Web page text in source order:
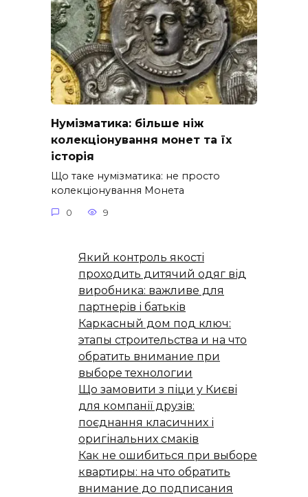
Нумізматика: більше ніж
колекціонування монет та їх
історія
Що таке нумізматика: не просто
колекціонування Монета
0 9
Який контроль якості
проходить дитячий одяг від
виробника: важливе для
партнерів і батьків
Каркасный дом под ключ:
этапы строительства и на что
обратить внимание при
выборе технологии
Що замовити з піци у Києві
для компанії друзів:
поєднання класичних і
оригінальних смаків
Как не ошибиться при выборе
квартиры: на что обратить
внимание до подписания